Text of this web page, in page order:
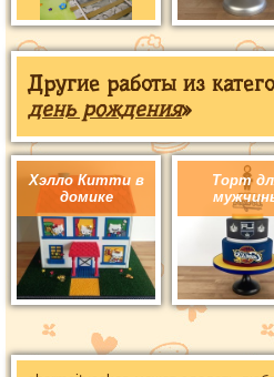
Другие работы из
день рождения»
Хэлло Китти в
домике
Торт